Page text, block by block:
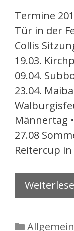
Termine
Tür in der
Collis
19.03.
09.04.
23.04.
Männertag
27.08
Reitercup
Kategorien
Allgemein